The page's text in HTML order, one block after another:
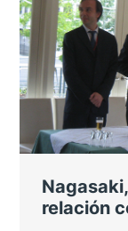
El Foro
Galicia
Galicia
del Foro en
Católicos
relación